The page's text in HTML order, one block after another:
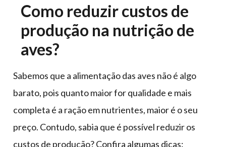
Como reduzir custos de
produção na nutrição de
aves?
Sabemos que a alimentação das aves não é algo
barato, pois quanto maior for qualidade e mais
completa é a ração em nutrientes, maior é o seu
preço. Contudo, sabia que é possível reduzir os
custos de produção? Confira algumas dicas: